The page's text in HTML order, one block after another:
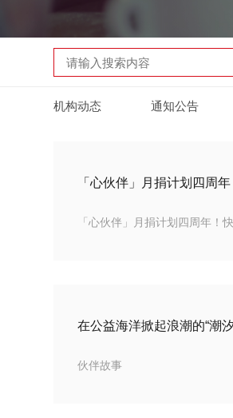
机构动态 通知公告
「心伙伴」月捐计划四周
「心伙伴」月捐计划四周年！
在公益海洋掀起浪潮的“潮
伙伴故事